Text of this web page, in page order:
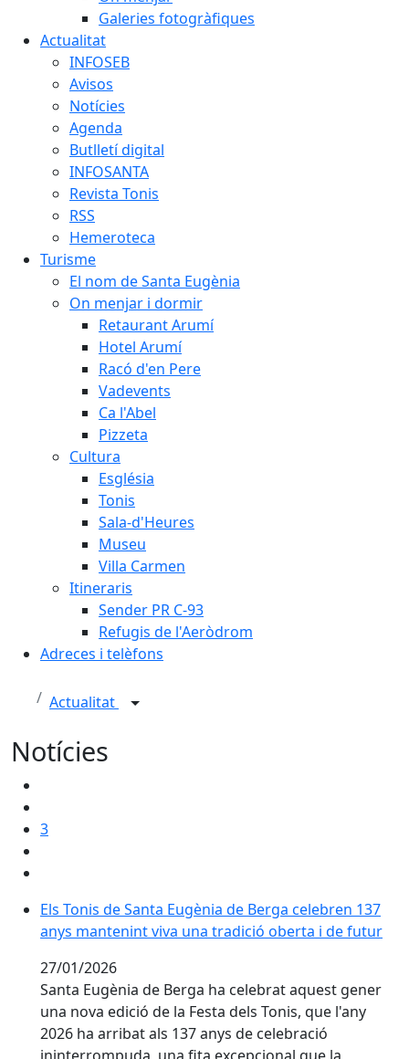
Galeries fotogràfiques
Actualitat
INFOSEB
Avisos
Notícies
Agenda
Butlletí digital
INFOSANTA
Revista Tonis
RSS
Hemeroteca
Turisme
El nom de Santa Eugènia
On menjar i dormir
Retaurant Arumí
Hotel Arumí
Racó d'en Pere
Vadevents
Ca l'Abel
Pizzeta
Cultura
Església
Tonis
Sala-d'Heures
Museu
Villa Carmen
Itineraris
Sender PR C-93
Refugis de l'Aeròdrom
Adreces i telèfons
Actualitat
Notícies
3
Els Tonis de Santa Eugènia de Berga celebren 137
Els Tonis de Santa Eugènia de Berga celebren 137
anys mantenint viva una tradició oberta i de futur
27/01/2026
Santa Eugènia de Berga ha celebrat aquest gener
una nova edició de la Festa dels Tonis, que l'any
2026 ha arribat als 137 anys de celebració